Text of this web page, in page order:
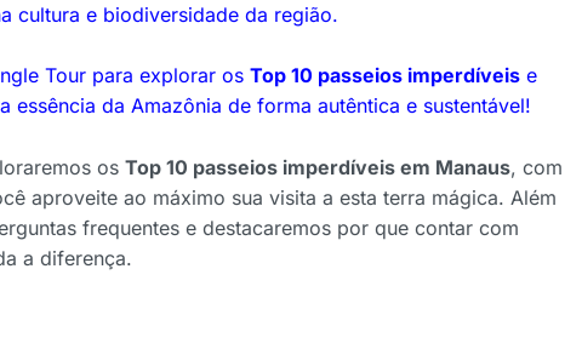
cultura e biodiversidade da região.
Tour para explorar os Top 10 passeios imperdíveis e
essência da Amazônia de forma autêntica e sustentável!
os Top 10 passeios imperdíveis em Manaus, com
aproveite ao máximo sua visita a esta terra mágica. Além
frequentes e destacaremos por que contar com
a diferença.